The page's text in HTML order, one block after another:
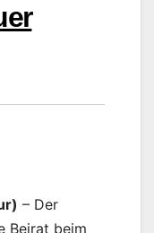
– Der
Beirat beim